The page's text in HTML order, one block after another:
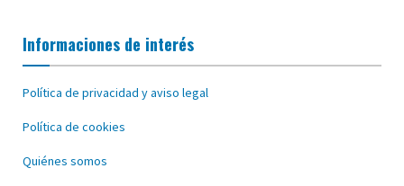
Informaciones de interés
Política de privacidad y aviso legal
Política de cookies
Quiénes somos